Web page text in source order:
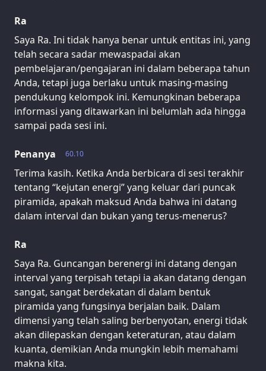
Ra
Saya Ra. Ini tidak hanya benar untuk entitas ini, yang
telah secara sadar mewaspadai akan
pembelajaran/pengajaran ini dalam beberapa tahun
Anda, tetapi juga berlaku untuk masing-masing
pendukung kelompok ini. Kemungkinan beberapa
informasi yang ditawarkan ini belumlah ada hingga
sampai pada sesi ini.
60.10
Penanya
Terima kasih. Ketika Anda berbicara di sesi terakhir
tentang “kejutan energi” yang keluar dari puncak
piramida, apakah maksud Anda bahwa ini datang
dalam interval dan bukan yang terus-menerus?
Ra
Saya Ra. Guncangan berenergi ini datang dengan
interval yang terpisah tetapi ia akan datang dengan
sangat, sangat berdekatan di dalam bentuk
piramida yang fungsinya berjalan baik. Dalam
dimensi yang telah saling berbenyotan, energi tidak
akan dilepaskan dengan keteraturan, atau dalam
kuanta, demikian Anda mungkin lebih memahami
makna kita.